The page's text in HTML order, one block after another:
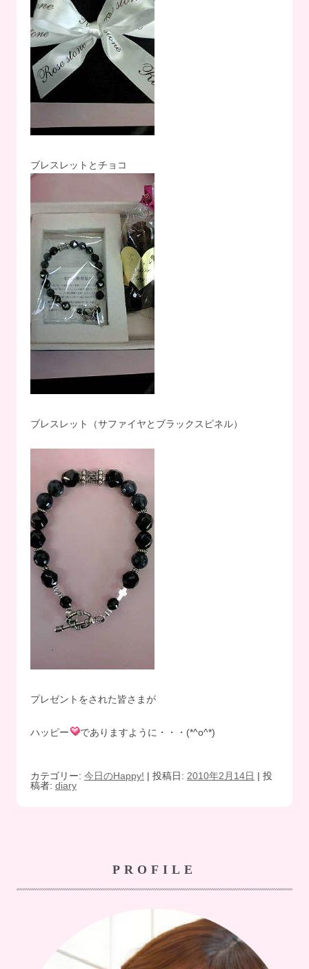
ブレスレットとチョコ
ブレスレット（サファイヤとブラックスピネル）
プレゼントをされた皆さまが
ハッピー でありますように・・・(*^o^*)
カテゴリー: 今日のHappy! | 投稿日: 2010年2月14日 | 投
稿者: diary
PROFILE